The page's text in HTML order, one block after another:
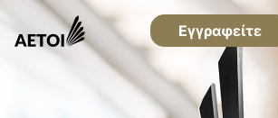
Εγγραφείτε